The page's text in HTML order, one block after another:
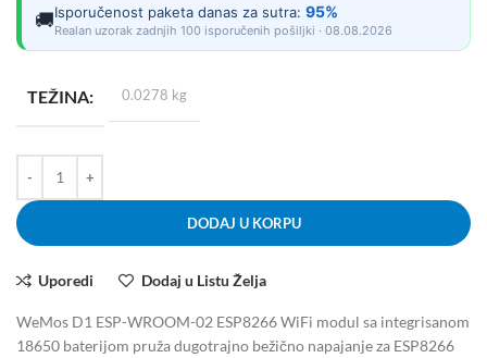
🚚Isporučenost paketa danas za sutra: 95%
Realan uzorak zadnjih 100 isporučenih pošiljki · 08.08.2026
TEŽINA 0.0278 kg
DODAJ U KORPU
Uporedi Dodaj u Listu Želja
WeMos D1 ESP-WROOM-02 ESP8266 WiFi modul sa integrisanom
18650 baterijom pruža dugotrajno bežično napajanje za ESP8266